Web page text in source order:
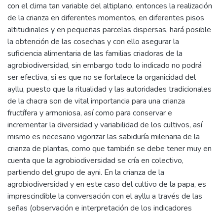
con el clima tan variable del altiplano, entonces la realización
de la crianza en diferentes momentos, en diferentes pisos
altitudinales y en pequeñas parcelas dispersas, hará posible
la obtención de las cosechas y con ello asegurar la
suficiencia alimentaria de las familias criadoras de la
agrobiodiversidad, sin embargo todo lo indicado no podrá
ser efectiva, si es que no se fortalece la organicidad del
ayllu, puesto que la ritualidad y las autoridades tradicionales
de la chacra son de vital importancia para una crianza
fructífera y armoniosa, así como para conservar e
incrementar la diversidad y variabilidad de los cultivos, así
mismo es necesario vigorizar las sabiduría milenaria de la
crianza de plantas, como que también se debe tener muy en
cuenta que la agrobiodiversidad se cría en colectivo,
partiendo del grupo de ayni. En la crianza de la
agrobiodiversidad y en este caso del cultivo de la papa, es
imprescindible la conversación con el ayllu a través de las
señas (observación e interpretación de los indicadores